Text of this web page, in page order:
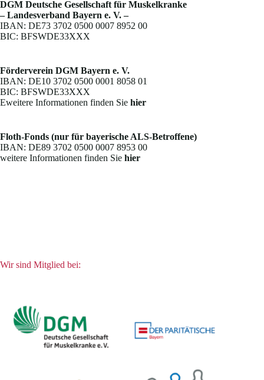
DGM Deutsche Gesellschaft für Muskelkranke
– Landesverband Bayern e. V. –
IBAN: DE73 3702 0500 0007 8952 00
BIC: BFSWDE33XXX
Förderverein DGM Bayern e. V.
IBAN: DE10 3702 0500 0001 8058 01
BIC: BFSWDE33XXX
Eweitere Informationen finden Sie hier
Floth-Fonds (nur für bayerische ALS-Betroffene)
IBAN: DE89 3702 0500 0007 8953 00
weitere Informationen finden Sie hier
Wir sind Mitglied bei: